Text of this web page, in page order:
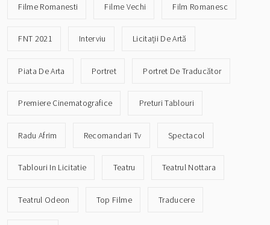
Filme Romanesti Filme Vechi Film Romanesc
FNT 2021 Interviu Licitații De Artă
Piata De Arta Portret Portret De Traducător
Premiere Cinematografice Preturi Tablouri
Radu Afrim Recomandari Tv Spectacol
Tablouri In Licitatie Teatru Teatrul Nottara
Teatrul Odeon Top Filme Traducere